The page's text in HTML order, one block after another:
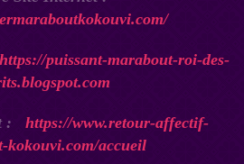
https://puissant-marabout-roi-des-
: https://www.retour-affectif-
kokouvi.com/accueil